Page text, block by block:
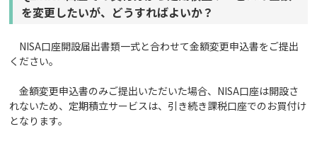
を変更したいが、どうすればよいか？
NISA口座開設届出書類一式と合わせて金額変更申込書をご提出
ください。
金額変更申込書のみご提出いただいた場合、NISA口座は開設さ
れないため、定期積立サービスは、引き続き課税口座でのお買付け
となります。